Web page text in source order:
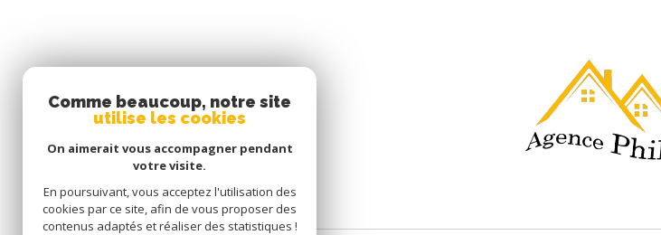
Comme beaucoup, notre site
utilise les cookies
On aimerait vous accompagner pendant
votre visite.
En poursuivant, vous acceptez l'utilisation des
cookies par ce site, afin de vous proposer des
contenus adaptés et réaliser des statistiques !